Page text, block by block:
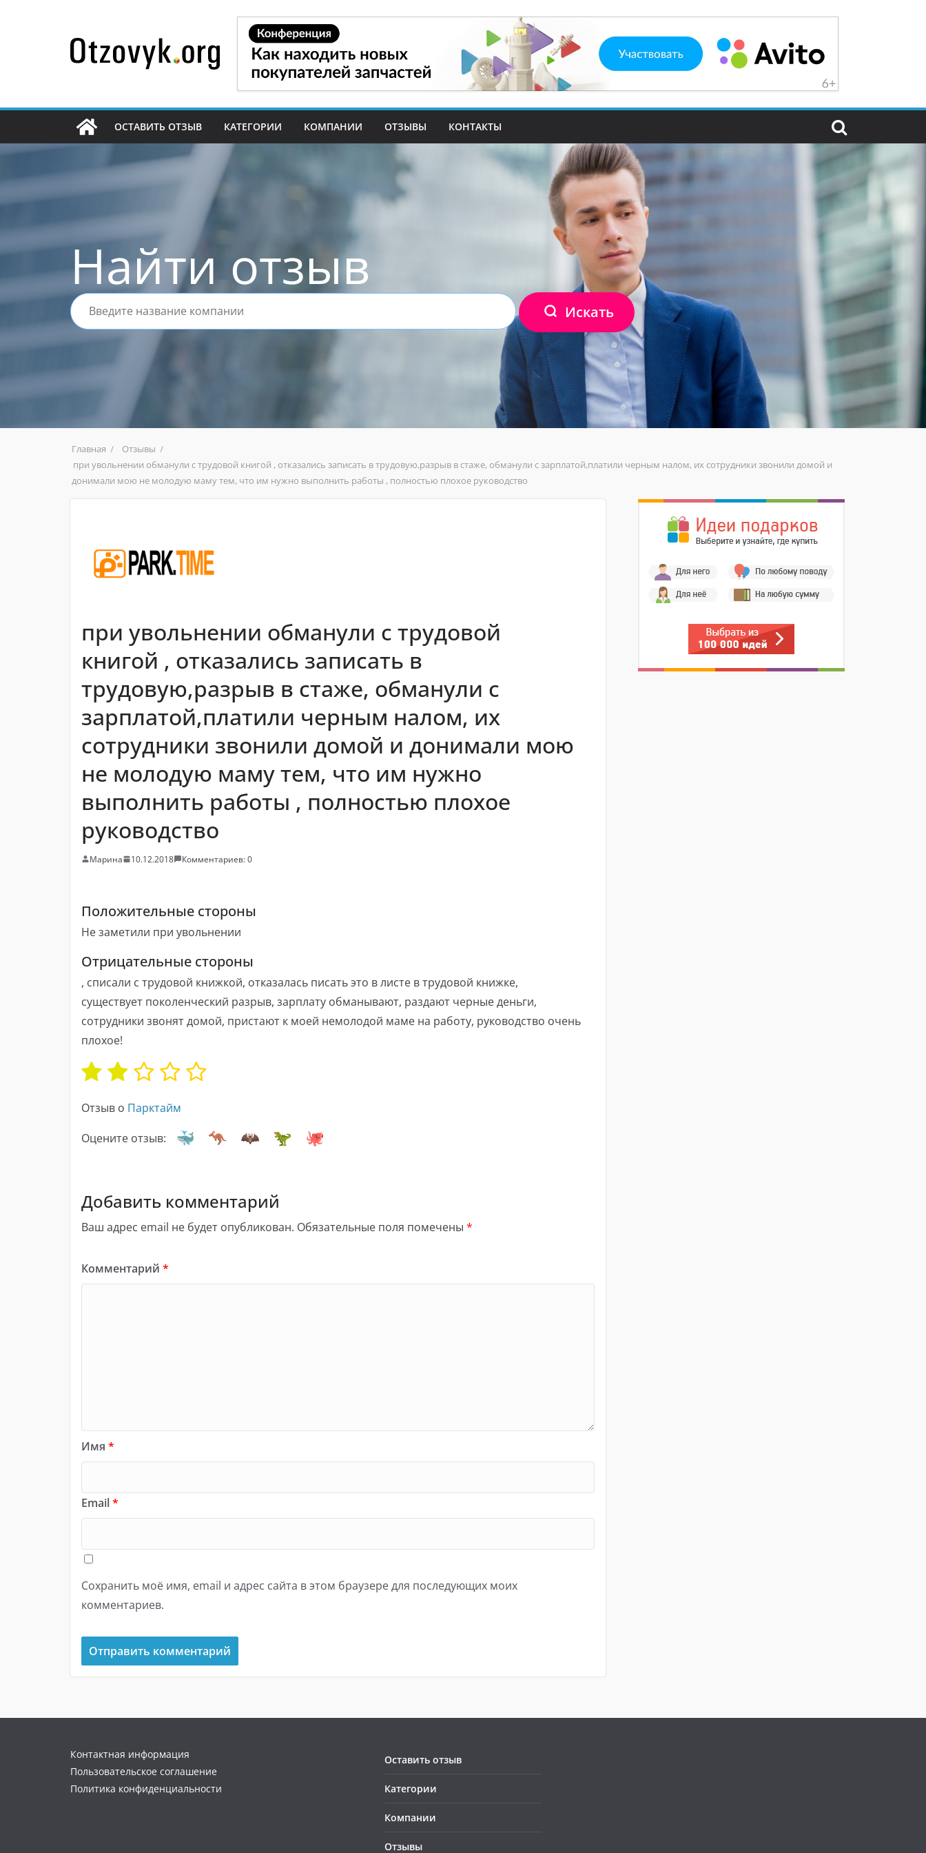
содержимому
ОСТАВИТЬ ОТЗЫВ КАТЕГОРИИ КОМПАНИИ ОТЗЫВЫ КОНТАКТЫ
Найти отзыв
Искать
Главная
Отзывы
при увольнении обманули с трудовой книгой , отказались записать в трудовую,разрыв в стаже, обманули с зарплатой,платили черным налом, их сотрудники звонили домой и
донимали мою не молодую маму тем, что им нужно выполнить работы , полностью плохое руководство
при увольнении обманули с трудовой
книгой , отказались записать в
трудовую,разрыв в стаже, обманули с
зарплатой,платили черным налом, их
сотрудники звонили домой и донимали мою
не молодую маму тем, что им нужно
выполнить работы , полностью плохое
руководство
Марина 10.12.2018 Комментариев: 0
Положительные стороны
Не заметили при увольнении
Отрицательные стороны
, списали с трудовой книжкой, отказалась писать это в листе в трудовой книжке,
существует поколенческий разрыв, зарплату обманывают, раздают черные деньги,
сотрудники звонят домой, пристают к моей немолодой маме на работу, руководство очень
плохое!
Отзыв о Парктайм
Оцените отзыв:
Добавить комментарий
Ваш адрес email не будет опубликован. Обязательные поля помечены *
Комментарий *
Имя *
Email*
Сохранить моё имя, email и адрес сайта в этом браузере для последующих моих
комментариев.
Контактная информация
Пользовательское соглашение
Политика конфиденциальности
Оставить отзыв
Категории
Компании
Отзывы